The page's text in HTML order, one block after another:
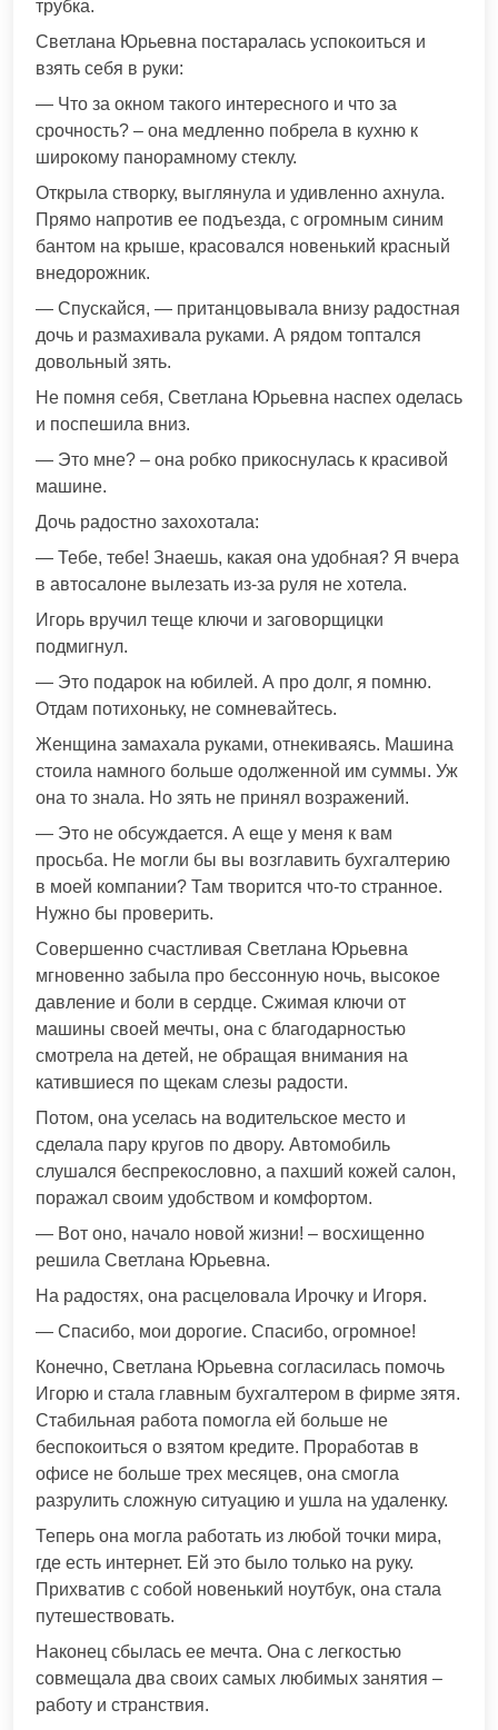
трубка.
Светлана Юрьевна постаралась успокоиться и
взять себя в руки:
— Что за окном такого интересного и что за
срочность? – она медленно побрела в кухню к
широкому панорамному стеклу.
Открыла створку, выглянула и удивленно ахнула.
Прямо напротив ее подъезда, с огромным синим
бантом на крыше, красовался новенький красный
внедорожник.
— Спускайся, — пританцовывала внизу радостная
дочь и размахивала руками. А рядом топтался
довольный зять.
Не помня себя, Светлана Юрьевна наспех оделась
и поспешила вниз.
— Это мне? – она робко прикоснулась к красивой
машине.
Дочь радостно захохотала:
— Тебе, тебе! Знаешь, какая она удобная? Я вчера
в автосалоне вылезать из-за руля не хотела.
Игорь вручил теще ключи и заговорщицки
подмигнул.
— Это подарок на юбилей. А про долг, я помню.
Отдам потихоньку, не сомневайтесь.
Женщина замахала руками, отнекиваясь. Машина
стоила намного больше одолженной им суммы. Уж
она то знала. Но зять не принял возражений.
— Это не обсуждается. А еще у меня к вам
просьба. Не могли бы вы возглавить бухгалтерию
в моей компании? Там творится что-то странное.
Нужно бы проверить.
Совершенно счастливая Светлана Юрьевна
мгновенно забыла про бессонную ночь, высокое
давление и боли в сердце. Сжимая ключи от
машины своей мечты, она с благодарностью
смотрела на детей, не обращая внимания на
катившиеся по щекам слезы радости.
Потом, она уселась на водительское место и
сделала пару кругов по двору. Автомобиль
слушался беспрекословно, а пахший кожей салон,
поражал своим удобством и комфортом.
— Вот оно, начало новой жизни! – восхищенно
решила Светлана Юрьевна.
На радостях, она расцеловала Ирочку и Игоря.
— Спасибо, мои дорогие. Спасибо, огромное!
Конечно, Светлана Юрьевна согласилась помочь
Игорю и стала главным бухгалтером в фирме зятя.
Стабильная работа помогла ей больше не
беспокоиться о взятом кредите. Проработав в
офисе не больше трех месяцев, она смогла
разрулить сложную ситуацию и ушла на удаленку.
Теперь она могла работать из любой точки мира,
где есть интернет. Ей это было только на руку.
Прихватив с собой новенький ноутбук, она стала
путешествовать.
Наконец сбылась ее мечта. Она с легкостью
совмещала два своих самых любимых занятия –
работу и странствия.